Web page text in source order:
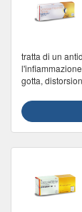
tratta di un
gotta,